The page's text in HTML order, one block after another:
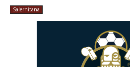
Salernitana